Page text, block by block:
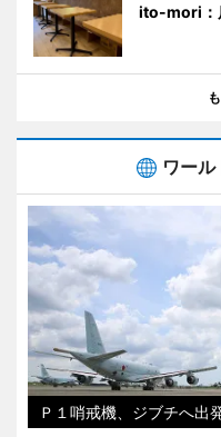
ito-mori：
ワー
Ｐ１哨戒機、ジブチへ出